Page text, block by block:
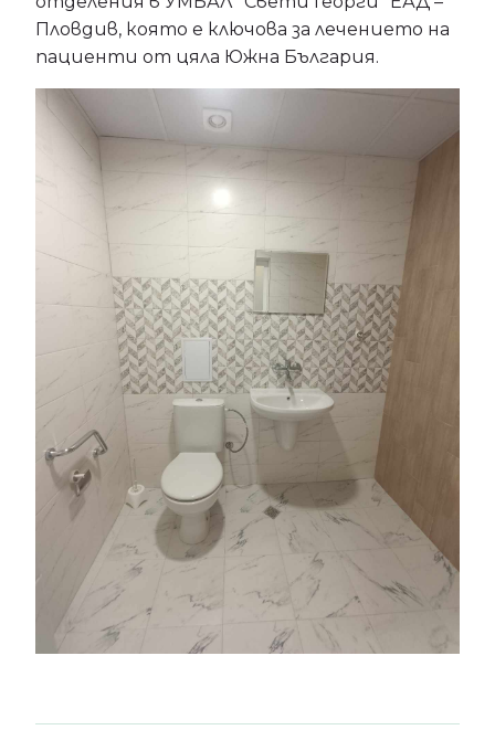
Пловдив, която е ключова за лечението на
пациенти от цяла Южна България.